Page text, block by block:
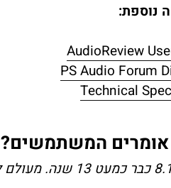
נוספת:
AudioReview
PS Audio Forum
Technical
המשתמשים?